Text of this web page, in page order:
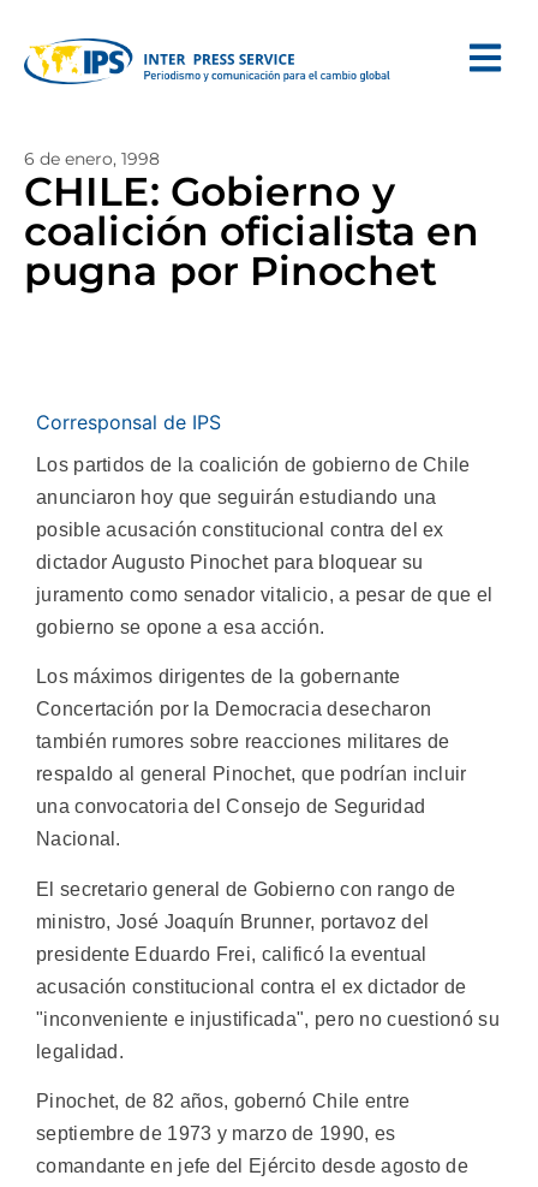
6 de enero, 1998
CHILE: Gobierno y
coalición oficialista en
pugna por Pinochet
Corresponsal de IPS
Los partidos de la coalición de gobierno de Chile
anunciaron hoy que seguirán estudiando una
posible acusación constitucional contra del ex
dictador Augusto Pinochet para bloquear su
juramento como senador vitalicio, a pesar de que el
gobierno se opone a esa acción.
Los máximos dirigentes de la gobernante
Concertación por la Democracia desecharon
también rumores sobre reacciones militares de
respaldo al general Pinochet, que podrían incluir
una convocatoria del Consejo de Seguridad
Nacional.
El secretario general de Gobierno con rango de
ministro, José Joaquín Brunner, portavoz del
presidente Eduardo Frei, calificó la eventual
acusación constitucional contra el ex dictador de
"inconveniente e injustificada", pero no cuestionó su
legalidad.
Pinochet, de 82 años, gobernó Chile entre
septiembre de 1973 y marzo de 1990, es
comandante en jefe del Ejército desde agosto de